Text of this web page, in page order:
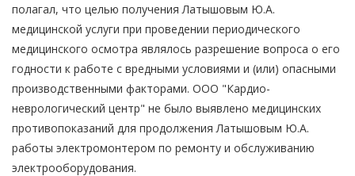
полагал, что целью получения Латышовым Ю.А.
медицинской услуги при проведении периодического
медицинского осмотра являлось разрешение вопроса о его
годности к работе с вредными условиями и (или) опасными
производственными факторами. ООО "Кардио-
неврологический центр" не было выявлено медицинских
противопоказаний для продолжения Латышовым Ю.А.
работы электромонтером по ремонту и обслуживанию
электрооборудования.